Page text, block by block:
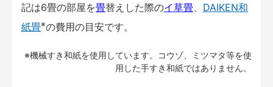
記は6畳の部屋を畳替えした際のイ草畳、 DAIKEN和
紙畳※の費用の目安です。
※機械すき和紙を使用しています。コウゾ、ミツマタ等を使
用した手すき和紙ではありません。